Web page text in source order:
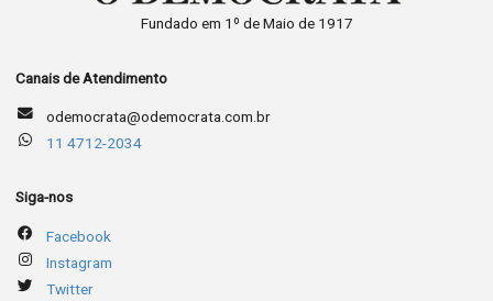
Fundado em 1º de Maio de 1917
Canais de Atendimento
odemocrata@odemocrata.com.br
11 4712-2034
Siga-nos
Facebook
Instagram
Twitter